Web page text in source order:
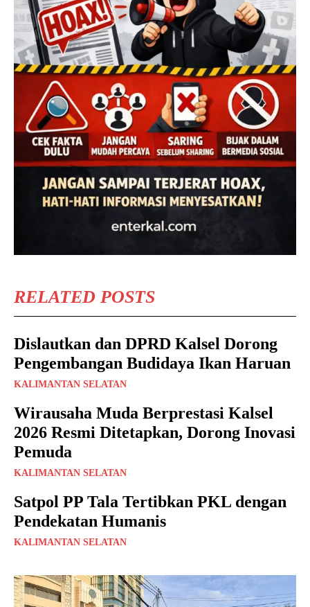
RELATED POSTS
Dislautkan dan DPRD Kalsel Dorong
Pengembangan Budidaya Ikan Haruan
KALIMANTAN SELATAN
Wirausaha Muda Berprestasi Kalsel
2026 Resmi Ditetapkan, Dorong Inovasi
Pemuda
KALIMANTAN SELATAN
Satpol PP Tala Tertibkan PKL dengan
Pendekatan Humanis
KALIMANTAN SELATAN